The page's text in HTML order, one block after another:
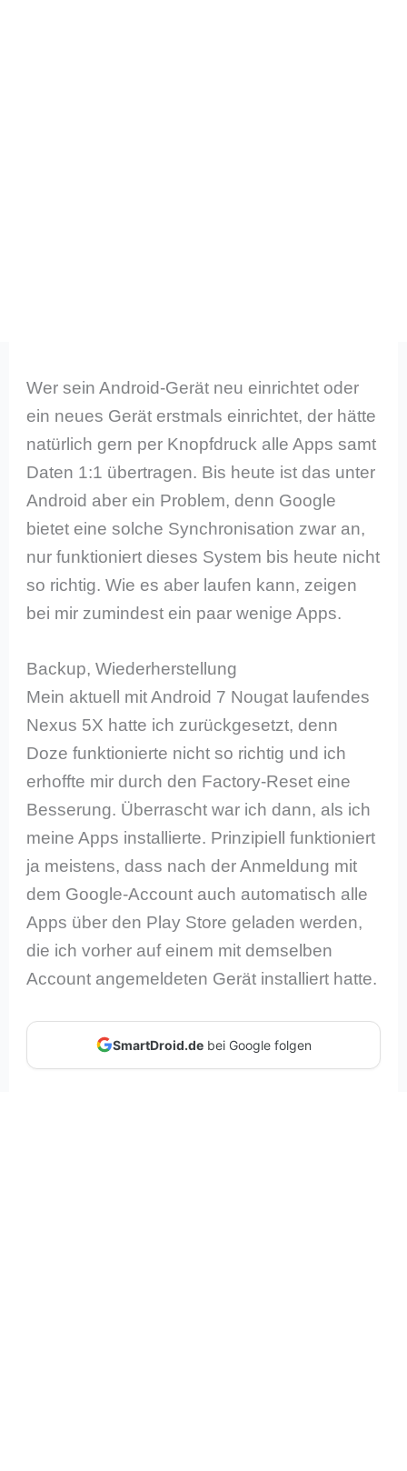
Wer sein Android-Gerät neu einrichtet oder
ein neues Gerät erstmals einrichtet, der hätte
natürlich gern per Knopfdruck alle Apps samt
Daten 1:1 übertragen. Bis heute ist das unter
Android aber ein Problem, denn Google
bietet eine solche Synchronisation zwar an,
nur funktioniert dieses System bis heute nicht
so richtig. Wie es aber laufen kann, zeigen
bei mir zumindest ein paar wenige Apps.
Backup, Wiederherstellung
Mein aktuell mit Android 7 Nougat laufendes
Nexus 5X hatte ich zurückgesetzt, denn
Doze funktionierte nicht so richtig und ich
erhoffte mir durch den Factory-Reset eine
Besserung. Überrascht war ich dann, als ich
meine Apps installierte. Prinzipiell funktioniert
ja meistens, dass nach der Anmeldung mit
dem Google-Account auch automatisch alle
Apps über den Play Store geladen werden,
die ich vorher auf einem mit demselben
Account angemeldeten Gerät installiert hatte.
SmartDroid.debei Google folgen